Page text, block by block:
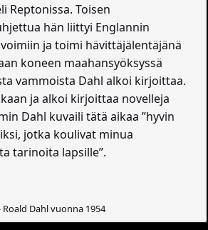
Reptonissa. Toisen
hän liittyi Englannin
ja toimi hävittäjälentäjänä
koneen maahansyöksyssä
vammoista Dahl alkoi kirjoittaa.
ja alkoi kirjoittaa novelleja
Dahl kuvaili tätä aikaa ”hyvin
jotka koulivat minua
tarinoita lapsille”.
Roald Dahl vuonna 1954